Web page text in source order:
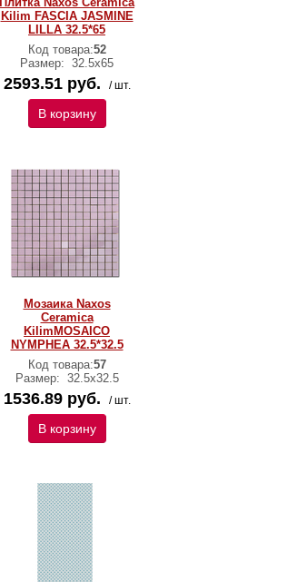
Kilim FASCIA JASMINE
LILLA 32.5*65
Код товара:52
Размер: 32.5x65
2593.51 руб. / шт.
В корзину
Мозаика Naxos
Ceramica
KilimMOSAICO
NYMPHEA 32.5*32.5
Код товара:57
Размер: 32.5x32.5
1536.89 руб. / шт.
В корзину